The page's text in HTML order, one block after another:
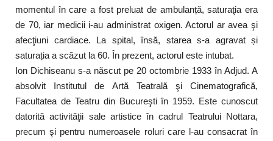
momentul în care a fost preluat de ambulanță, saturaţia era
de 70, iar medicii i-au administrat oxigen. Actorul ar avea şi
afecţiuni cardiace. La spital, însă, starea s-a agravat și
saturația a scăzut la 60. În prezent, actorul este intubat.
Ion Dichiseanu s-a născut pe 20 octombrie 1933 în Adjud. A
absolvit Institutul de Artă Teatrală şi Cinematografică,
Facultatea de Teatru din Bucureşti în 1959. Este cunoscut
datorită activităţii sale artistice în cadrul Teatrului Nottara,
precum şi pentru numeroasele roluri care l-au consacrat în